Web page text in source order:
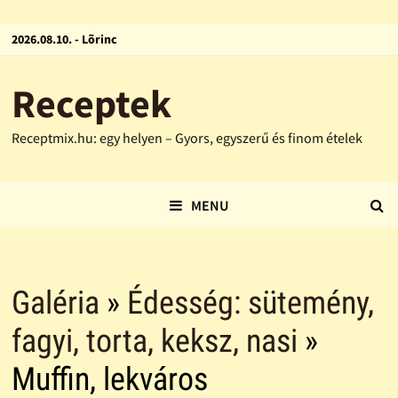
2026.08.10. - Lõrinc
Receptek
Receptmix.hu: egy helyen – Gyors, egyszerű és finom ételek
MENU
Galéria » Édesség: sütemény,
fagyi, torta, keksz, nasi »
Muffin, lekváros